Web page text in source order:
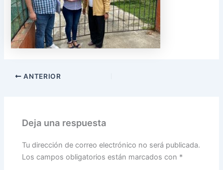
ANTERIOR
Deja una respuesta
Tu dirección de correo electrónico no será publicada.
Los campos obligatorios están marcados con *